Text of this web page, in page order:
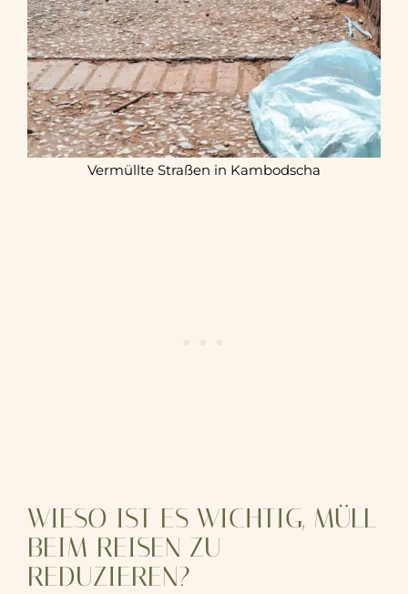
Vermüllte Straßen in Kambodscha
WIESO IST ES WICHTIG, MÜLL
BEIM REISEN ZU
REDUZIEREN?